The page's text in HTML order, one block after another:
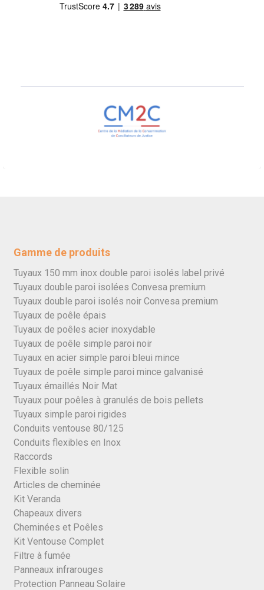
Gamme de produits
Tuyaux 150 mm inox double paroi isolés label privé
Tuyaux double paroi isolées Convesa premium
Tuyaux double paroi isolés noir Convesa premium
Tuyaux de poêle épais
Tuyaux de poêles acier inoxydable
Tuyaux de poêle simple paroi noir
Tuyaux en acier simple paroi bleui mince
Tuyaux de poêle simple paroi mince galvanisé
Tuyaux émaillés Noir Mat
Tuyaux pour poêles à granulés de bois pellets
Tuyaux simple paroi rigides
Conduits ventouse 80/125
Conduits flexibles en Inox
Raccords
Flexible solin
Articles de cheminée
Kit Veranda
Chapeaux divers
Cheminées et Poêles
Kit Ventouse Complet
Filtre à fumée
Panneaux infrarouges
Protection Panneau Solaire